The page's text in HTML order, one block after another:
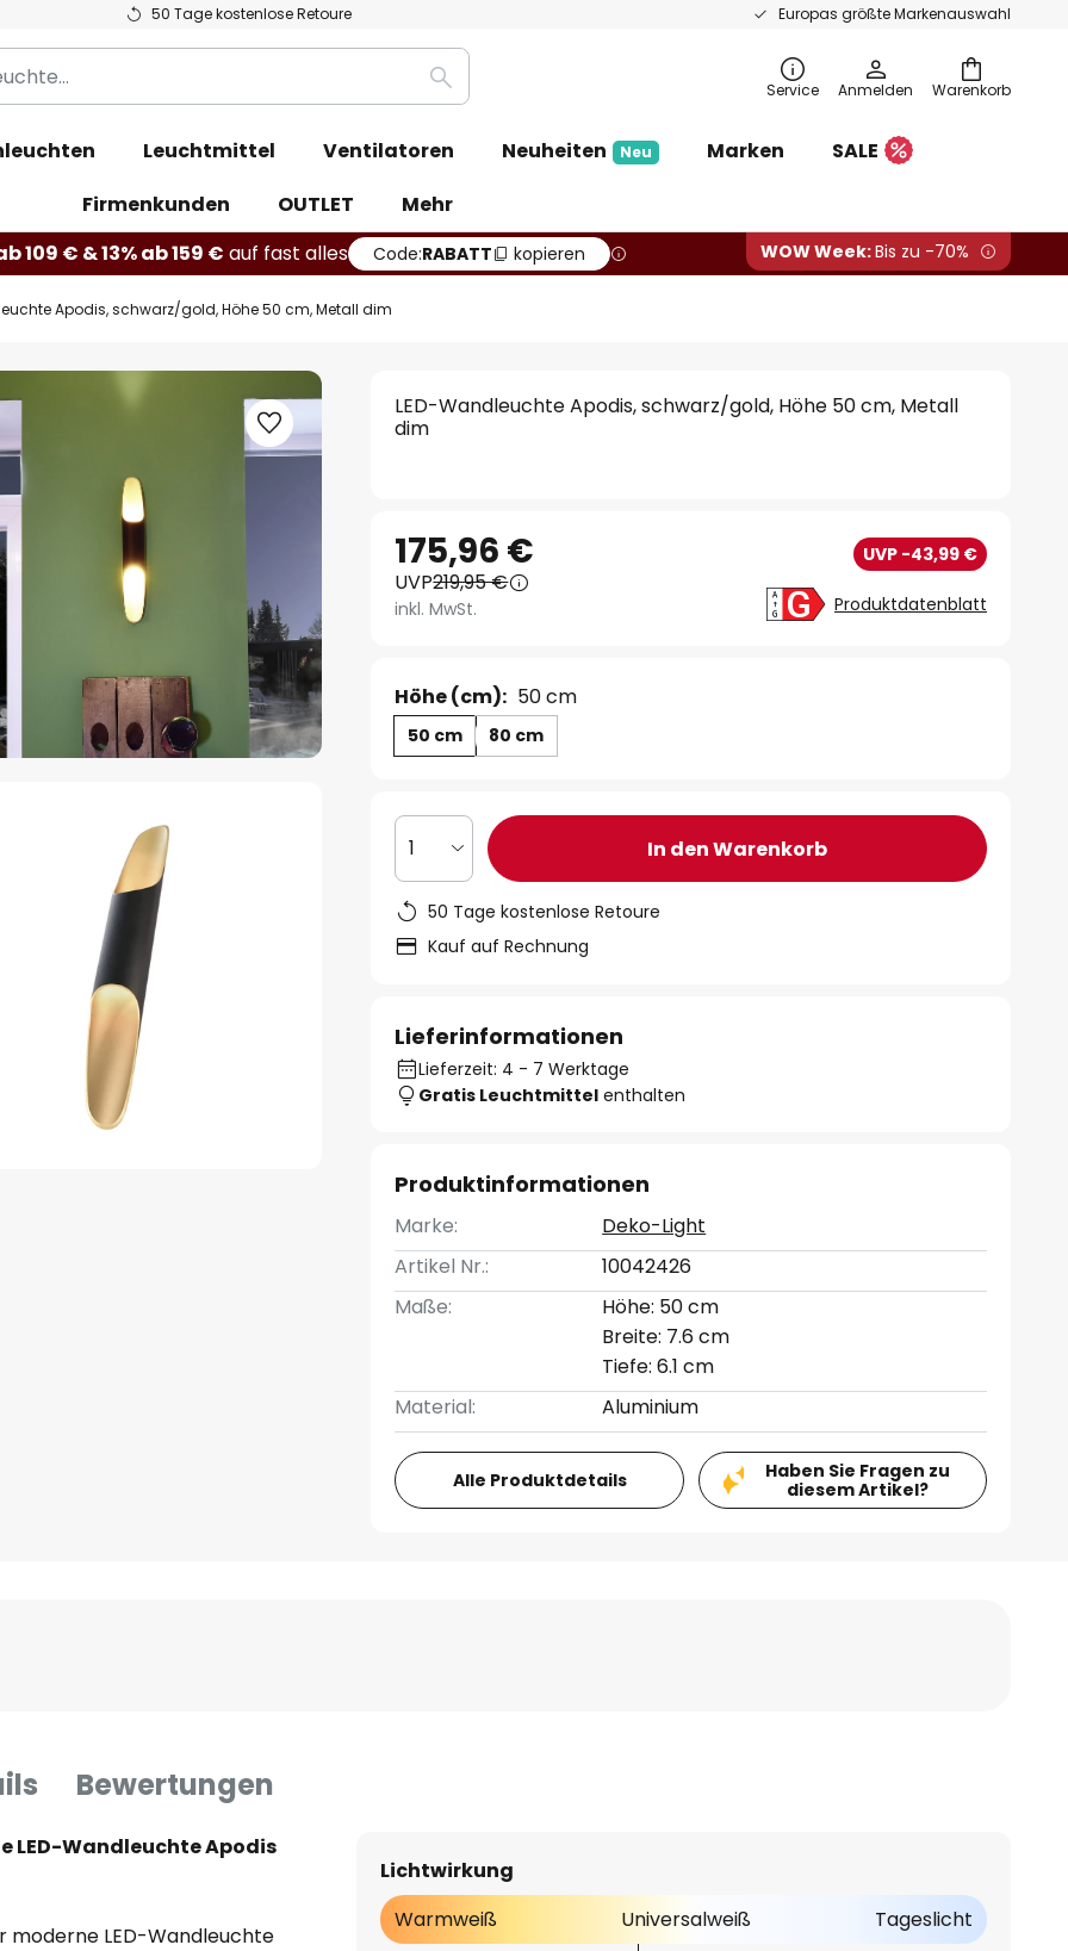
50 Tage kostenlose Retoure Europas größte Markenauswahl
Warenkorb
Suche Service Anmelden
Leuchtmittel Ventilatoren Neuheiten Neu Marken
SALE
Firmenkunden
OUTLET
Mehr
109 € & 13% ab 159 € auf fast alles Code:RABATT kopieren WOW Week:Bis zu -70%
Apodis, schwarz/gold, Höhe 50 cm, Metall dim
LED-Wandleuchte Apodis, schwarz/gold, Höhe 50 cm, Metall
dim
175,96 € UVP -43,99 €
UVP219,95 €
inkl. MwSt. Produktdatenblatt
Höhe (cm): 50 cm
50 cm 80 cm
1 In den Warenkorb
50 Tage kostenlose Retoure
Kauf auf Rechnung
Lieferinformationen
Lieferzeit: 4 - 7 Werktage
Gratis Leuchtmittel enthalten
Produktinformationen
Marke:
Deko-Light
Artikel Nr.:
10042426
Maße:
Höhe: 50 cm
Breite: 7.6 cm
Tiefe: 6.1 cm
Material:
Aluminium
Alle Produktdetails
Haben Sie Fragen zu
diesem Artikel?
Bewertungen
LED-Wandleuchte Apodis
moderne LED-Wandleuchte
Lichtwirkung
Warmweiß
Universalweiß Tageslicht